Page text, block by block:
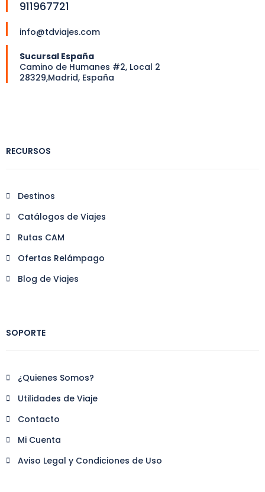
911967721
info@tdviajes.com
Sucursal España
Camino de Humanes #2, Local 2
28329,Madrid, España
RECURSOS
Destinos
Catálogos de Viajes
Rutas CAM
Ofertas Relámpago
Blog de Viajes
SOPORTE
¿Quienes Somos?
Utilidades de Viaje
Contacto
Mi Cuenta
Aviso Legal y Condiciones de Uso